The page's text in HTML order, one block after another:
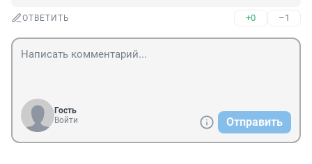
ОТВЕТИТЬ +0 –1
Гость
Войти
Отправить